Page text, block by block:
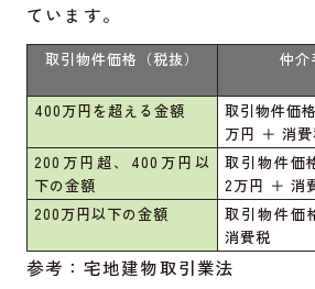
ています。
取引物件価格（税抜） 仲介
400万円を超える金額
取引物件価
万円 ＋ 消
200万円超、400万円以
下の金額
取引物件価
2万円 ＋ 消
200万円以下の金額
取引物件価
消費税
参考： 宅地建物取引業法